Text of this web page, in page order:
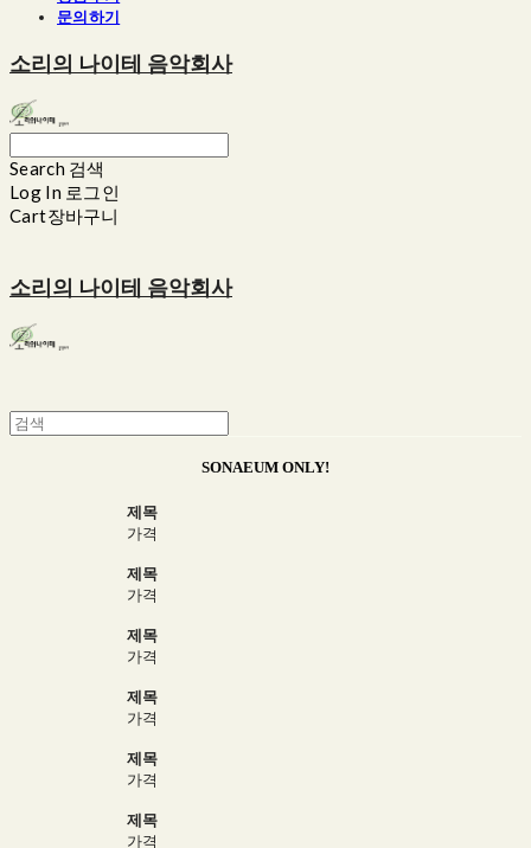
문의하기
소리의 나이테 음악회사
Search 검색
Log In 로그인
Cart장바구니
소리의 나이테 음악회사
SONAEUM ONLY!
제목
가격
제목
가격
제목
가격
제목
가격
제목
가격
제목
가격